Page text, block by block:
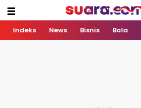
Indeks News Bisnis Bola